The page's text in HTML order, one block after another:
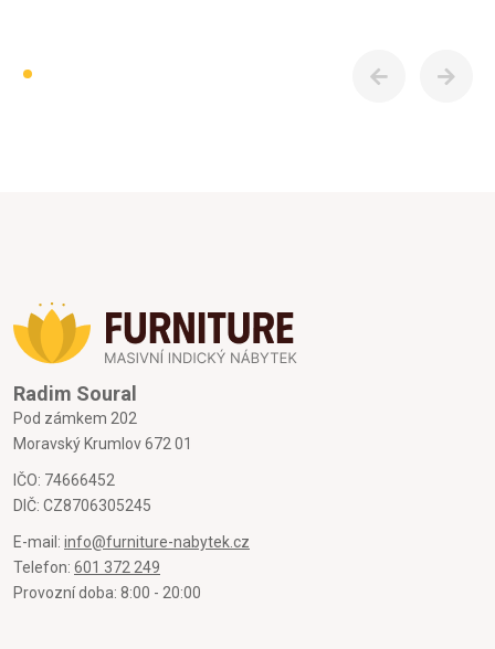
Radim Soural
Pod zámkem 202
Moravský Krumlov 672 01
IČO: 74666452
DIČ: CZ8706305245
E-mail: info@furniture-nabytek.cz
Telefon: 601 372 249
Provozní doba: 8:00 - 20:00